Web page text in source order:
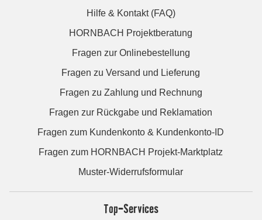
Hilfe & Kontakt (FAQ)
HORNBACH Projektberatung
Fragen zur Onlinebestellung
Fragen zu Versand und Lieferung
Fragen zu Zahlung und Rechnung
Fragen zur Rückgabe und Reklamation
Fragen zum Kundenkonto & Kundenkonto-ID
Fragen zum HORNBACH Projekt-Marktplatz
Muster-Widerrufsformular
Top-Services